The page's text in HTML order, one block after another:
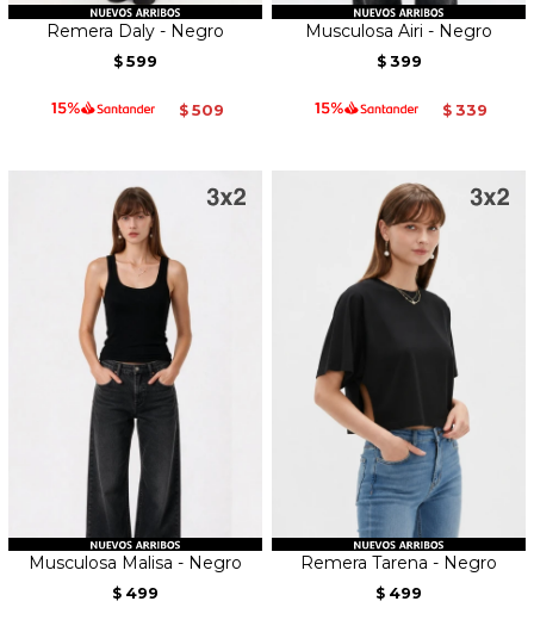
Remera Daly - Negro
$ 599
$ 509
Musculosa Airi - Negro
$ 399
$ 339
Musculosa Malisa - Negro
$ 499
Remera Tarena - Negro
$ 499